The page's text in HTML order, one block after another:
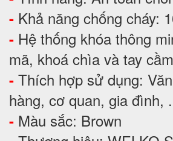
- Khả năng chống cháy:
- Hệ thống khóa thông
mã, khoá chìa và tay cầm
- Thích hợp sử dụng:
hàng, cơ quan, gia đình,
- Màu sắc: Brown